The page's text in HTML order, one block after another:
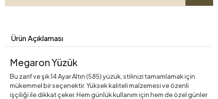
Ürün Açıklaması
Megaron Yüzük
Bu zarif ve şık 14 Ayar Altın (585) yüzük, stilinizi tamamlamak için
mükemmel bir seçenektir. Yüksek kaliteli malzemesi ve özenli
işçiliği ile dikkat çeker. Hem günlük kullanım için hem de özel günler